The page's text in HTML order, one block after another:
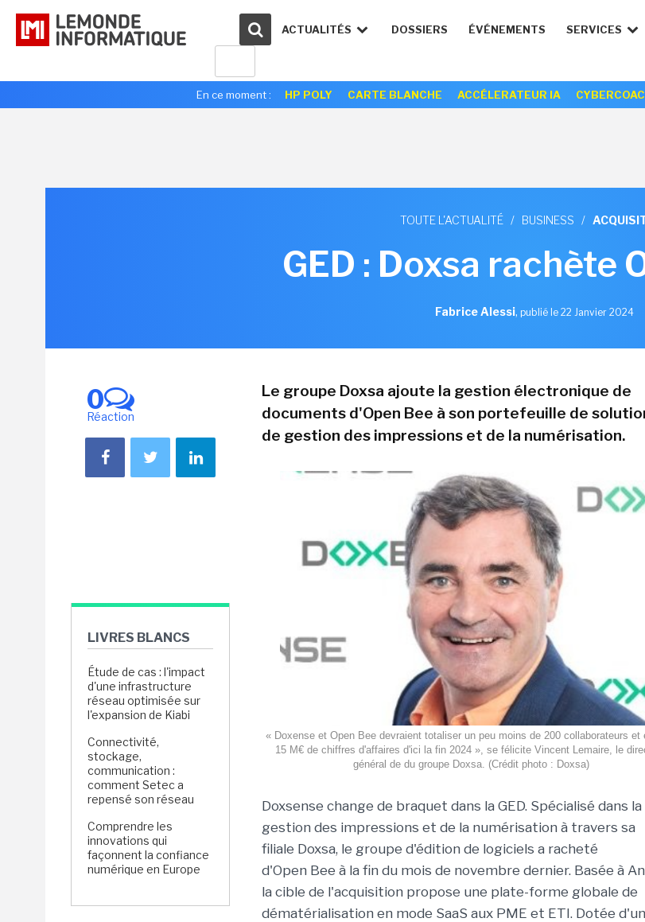
ACTUALITÉS DOSSIERS ÉVÉNEMENTS SERVICES
En ce moment : HP POLY CARTE BLANCHE ACCÉLERATEUR IA
TOUTE L'ACTUALITÉ / BUSINESS /
GED : Doxsa rachète
Fabrice Alessi, publié le 22 Janvier 2024
0
Réaction
LIVRES BLANCS
Étude de cas : l'impact
d'une infrastructure
réseau optimisée sur
l'expansion de Kiabi
Connectivité,
stockage,
communication :
comment Setec a
repensé son réseau
Comprendre les
innovations qui
façonnent la confiance
numérique en Europe
Le groupe Doxsa ajoute la gestion électronique de
documents d'Open Bee à son portefeuille de
de gestion des impressions et de la numérisation.
« Doxense et Open Bee devraient totaliser un peu moins de 200 collaborateurs et
15 M€ de chiffres d'affaires d'ici la fin 2024 », se félicite Vincent Lemaire, le
général de du groupe Doxsa. (Crédit photo : Doxsa)
Doxsense change de braquet dans la GED. Spécialisé dans la
gestion des impressions et de la numérisation à travers sa
filiale Doxsa, le groupe d'édition de logiciels a racheté
d'Open Bee à la fin du mois de novembre dernier. Basée à
la cible de l'acquisition propose une plate-forme globale de
dématérialisation en mode SaaS aux PME et ETI. Dotée d'un